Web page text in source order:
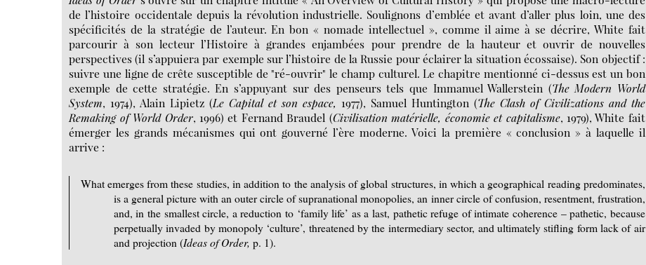
de l’histoire occidentale depuis la révolution industrielle. Soulignons d’emblée et avant d’aller plus loin, une des
spécificités de la stratégie de l’auteur. En bon « nomade intellectuel », comme il aime à se décrire, White fait
parcourir à son lecteur l’Histoire à grandes enjambées pour prendre de la hauteur et ouvrir de nouvelles
perspectives (il s’appuiera par exemple sur l’histoire de la Russie pour éclairer la situation écossaise). Son objectif :
suivre une ligne de crête susceptible de "ré-ouvrir" le champ culturel. Le chapitre mentionné ci-dessus est un bon
exemple de cette stratégie. En s’appuyant sur des penseurs tels que Immanuel Wallerstein (The Modern World
System, 1974), Alain Lipietz (Le Capital et son espace, 1977), Samuel Huntington (The Clash of Civilizations and the
Remaking of World Order, 1996) et Fernand Braudel (Civilisation matérielle, économie et capitalisme, 1979), White fait
émerger les grands mécanismes qui ont gouverné l’ère moderne. Voici la première « conclusion » à laquelle il
arrive :
What emerges from these studies, in addition to the analysis of global structures, in which a geographical reading predominates,
is a general picture with an outer circle of supranational monopolies, an inner circle of confusion, resentment, frustration,
and, in the smallest circle, a reduction to ‘family life’ as a last, pathetic refuge of intimate coherence – pathetic, because
perpetually invaded by monopoly ‘culture’, threatened by the intermediary sector, and ultimately stifling form lack of air
and projection (Ideas of Order, p. 1).